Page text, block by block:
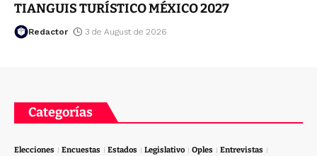
TIANGUIS TURÍSTICO MÉXICO 2027
Redactor 3 de August de 2026
Categorías
Elecciones Encuestas Estados Legislativo Oples
Entrevistas